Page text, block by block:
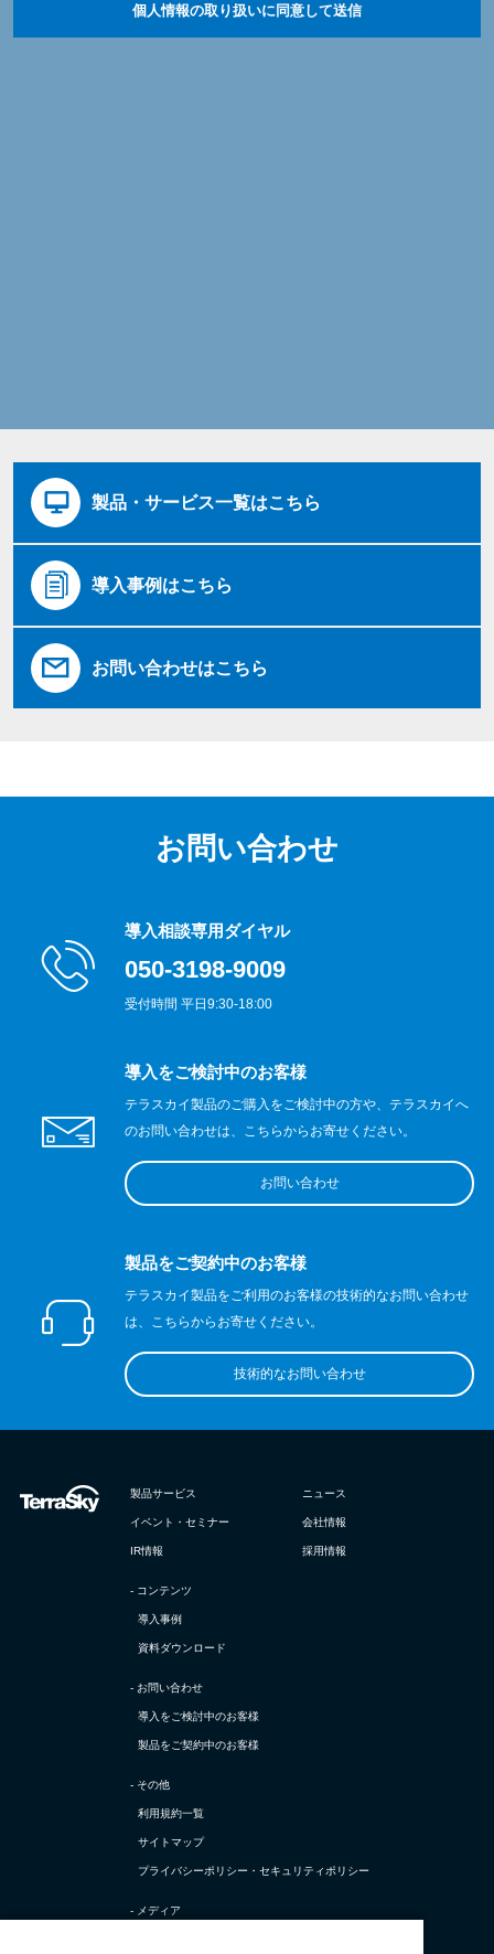
製品・サービス一覧はこちら
導入事例はこちら
お問い合わせはこちら
お問い合わせ
導入相談専用ダイヤル
050-3198-9009
受付時間 平日9:30-18:00
導入をご検討中のお客様
テラスカイ製品のご購入をご検討中の方や、テラスカイへ
のお問い合わせは、こちらからお寄せください。
お問い合わせ
製品をご契約中のお客様
テラスカイ製品をご利用のお客様の技術的なお問い合わせ
は、こちらからお寄せください。
技術的なお問い合わせ
製品サービス ニュース
イベント・セミナー 会社情報
IR情報 採用情報
- コンテンツ
導入事例
資料ダウンロード
- お問い合わせ
導入をご検討中のお客様
製品をご契約中のお客様
- その他
利用規約一覧
サイトマップ
プライバシーポリシー・ セキュリティポリシー
- メディア